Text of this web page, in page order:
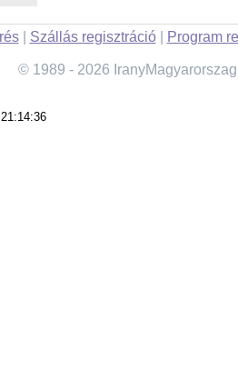
| Szállás regisztráció| Program
© 1989 - 2026